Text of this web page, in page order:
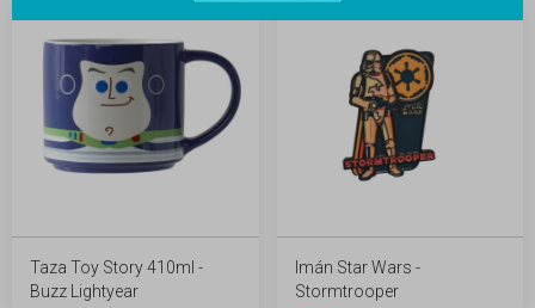
Taza Toy Story 410ml -
Buzz Lightyear
Imán Star Wars -
Stormtrooper